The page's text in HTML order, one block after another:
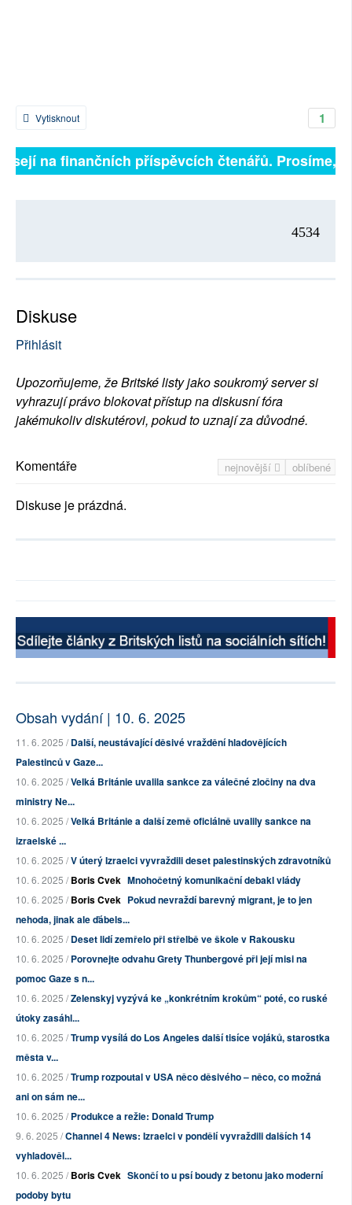
1
Vytisknout
na finančních příspěvcích čtenářů. Prosíme,
4534
Diskuse
Přihlásit
Upozorňujeme, že Britské listy jako soukromý server si
vyhrazují právo blokovat přístup na diskusní fóra
jakémukoliv diskutérovi, pokud to uznají za důvodné.
nejnovější oblíbené
Komentáře
Diskuse je prázdná.
Obsah vydání | 10. 6. 2025
11. 6. 2025 /Další, neustávající děsivé vraždění hladovějících
Palestinců v Gaze...
10. 6. 2025 /Velká Británie uvalila sankce za válečné zločiny na dva
ministry Ne...
10. 6. 2025 /Velká Británie a další země oficiálně uvalily sankce na
izraelské ...
10. 6. 2025 /V úterý Izraelci vyvraždili deset palestinských zdravotníků
10. 6. 2025 /Boris Cvek Mnohočetný komunikační debakl vlády
10. 6. 2025 /Boris Cvek Pokud nevraždí barevný migrant, je to jen
nehoda, jinak ale ďábels...
10. 6. 2025 /Deset lidí zemřelo při střelbě ve škole v Rakousku
10. 6. 2025 /Porovnejte odvahu Grety Thunbergové při její misi na
pomoc Gaze s n...
10. 6. 2025 /Zelenskyj vyzývá ke „konkrétním krokům“ poté, co ruské
útoky zasáhl...
10. 6. 2025 /Trump vysílá do Los Angeles další tisíce vojáků, starostka
města v...
10. 6. 2025 /Trump rozpoutal v USA něco děsivého – něco, co možná
ani on sám ne...
10. 6. 2025 /Produkce a režie: Donald Trump
9. 6. 2025 /Channel 4 News: Izraelci v pondělí vyvraždili dalších 14
vyhladověl...
10. 6. 2025 /Boris Cvek Skončí to u psí boudy z betonu jako moderní
podoby bytu